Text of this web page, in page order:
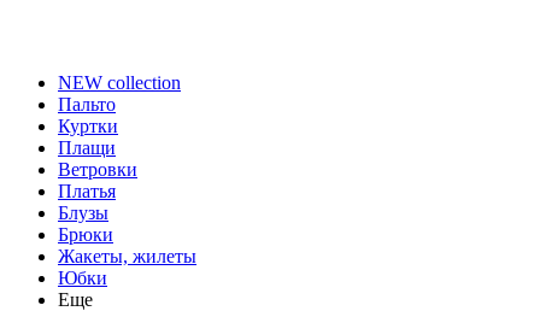
NEW collection
Пальто
Куртки
Плащи
Ветровки
Платья
Блузы
Брюки
Жакеты, жилеты
Юбки
Еще